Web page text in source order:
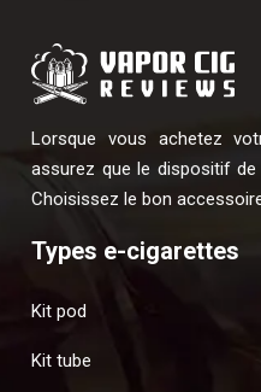
Lorsque vous achetez
assurez que le dispositif
Choisissez le bon
Types e-cigarettes
Kit pod
Kit tube